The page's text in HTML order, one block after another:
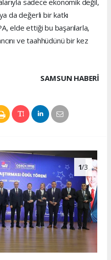
da değerli bir katkı
elde ettiği bu başarılarla,
ve taahhüdünü bir kez
SAMSUN HABERİ
1/3